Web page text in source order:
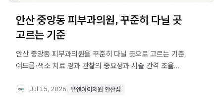
안산 중앙동 피부과의원, 꾸준히 다닐 곳
고르는 기준
안산 중앙동 피부과의원을 꾸준히 다닐 곳으로 고르는 기준,
여드름·색소 치료 경과 관찰의 중요성과 시술 간격 조율
Jul 15, 2026 유앤아이의원 안산점